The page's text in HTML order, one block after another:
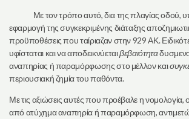
Με τον τρόπο αυτό, δια της πλαγίας οδού,
εφαρμογή της συγκεκριμένης διάταξης
προϋποθέσεις που ταίριαζαν στην 929 ΑΚ.
υφίσταται και να αποδεικνύεταιβεβαιότητα
αναπηρίας ή παραμόρφωσης στο μέλλον και
περιουσιακή ζημία του παθόντα.
Με τις αξιώσεις αυτές που προέβαλε η
από ατύχημα αναπηρία ή παραμόρφωση,